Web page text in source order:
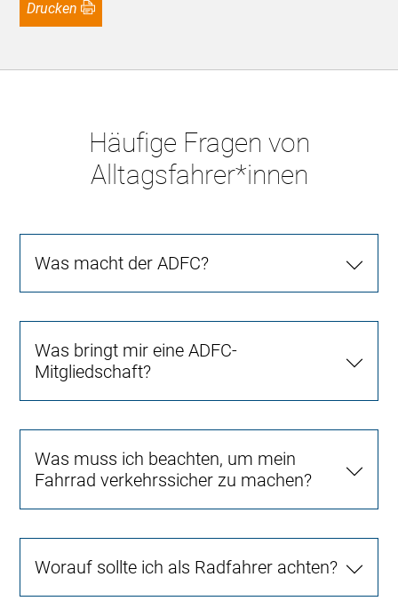
Drucken
Häufige Fragen von
Alltagsfahrer*innen
Was macht der ADFC?
Was bringt mir eine ADFC-
Mitgliedschaft?
Was muss ich beachten, um mein
Fahrrad verkehrssicher zu machen?
Worauf sollte ich als Radfahrer achten?